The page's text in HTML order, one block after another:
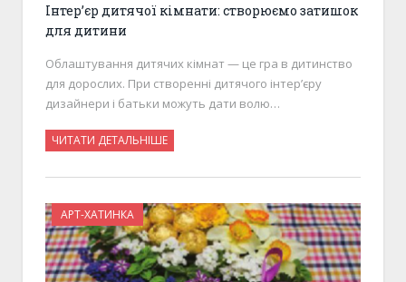
Інтер’єр дитячої кімнати: створюємо затишок
для дитини
Облаштування дитячих кімнат — це гра в дитинство
для дорослих. При створенні дитячого інтер’єру
дизайнери і батьки можуть дати волю…
ЧИТАТИ ДЕТАЛЬНІШЕ
АРТ-ХАТИНКА